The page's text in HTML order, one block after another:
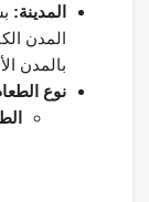
المدينة:
المدن
بالمدن
نوع